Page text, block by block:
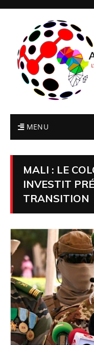
MENU
MALI : LE
INVESTIT
TRANSITION